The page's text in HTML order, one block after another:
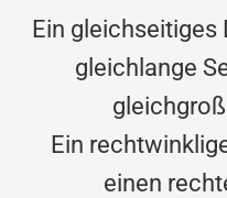
Ein gleichseitiges
gleichlange
Ein
einen